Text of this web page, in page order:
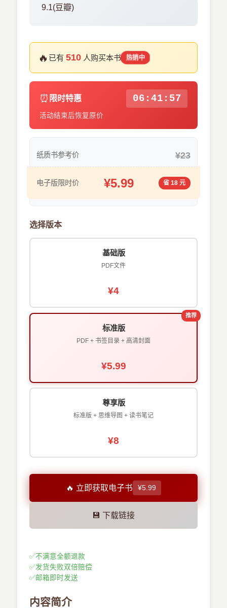
9.1(豆瓣)
🔥 已有510 人购买本书 热销中
⏰ 限时特惠 06:41:56
活动结束后恢复原价
纸质书参考价 ¥23
电子版限时价 ¥5.99 省 18 元
选择版本
基础版
PDF文件
¥4
推荐
标准版
PDF + 书签目录 + 高清封面
¥5.99
尊享版
标准版 + 思维导图 + 读书笔记
¥8
🔥 立即获取电子书 ¥5.99
💾 下载链接
✅不满意全额退款
✅发货失败双倍赔偿
✅邮箱即时发送
内容简介